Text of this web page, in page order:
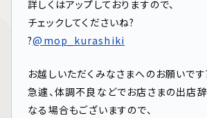
詳しくはアップしておりますので、
チェックしてくださいね?
?@mop_kurashiki
お越しいただくみなさまへのお願いで
急遽、体調不良などでお店さまの出店
なる場合もございますので、